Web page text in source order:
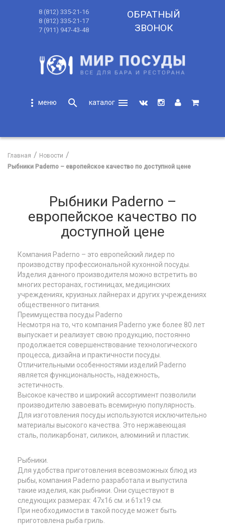
8 (812) 335-21-16
8 (812) 335-21-17
7 (911) 947-43-48
ОБРАТНЫЙ
ЗВОНОК
more_vert search
menu
Главная
Новости
Рыбники Paderno – европейское качество по доступной цене
Рыбники Paderno –
европейское качество по
доступной цене
Компания Paderno – это европейский лидер по
производству профессиональной кухонной посуды.
Изделия данного производителя можно встретить во
многих ресторанах, гостиницах, медицинских
учреждениях, круизных лайнерах и других учреждениях
общественного питания.
Преимущества посуды Paderno
Несмотря на то, что компания Paderno уже более 80 лет
выпускает и реализует свою продукцию, постоянно
продолжается совершенствование технологического
процесса, дизайна и практичности посуды.
Отличительными особенностями изделий Paderno
является функциональность, надежность,
эстетичность.
Высокое качество и широкий ассортимент позволили
производителю завоевать всемирную популярность.
Для изготовления посуды используются исключительно
материалы высокого качества. Это нержавеющая
сталь, поликарбонат, силикон, алюминий и пластик.
Рыбники.
Для удобства приготовления всевозможных блюд из
рыбы, компания Paderno разработала и выпустила
такие изделия, как рыбники. Они существуют в
следующих размерах: 47х16 см. и 61х19 см.
При необходимости в такой посуде может быть
приготовлена рыба гриль.